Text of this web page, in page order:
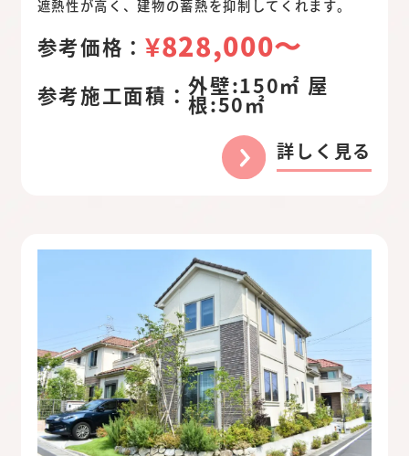
遮熱性が高く、建物の蓄熱を抑制してくれます。
参考価格： ¥828,000〜
参考施工面積：外壁:150㎡ 屋
根:50㎡
詳しく見る